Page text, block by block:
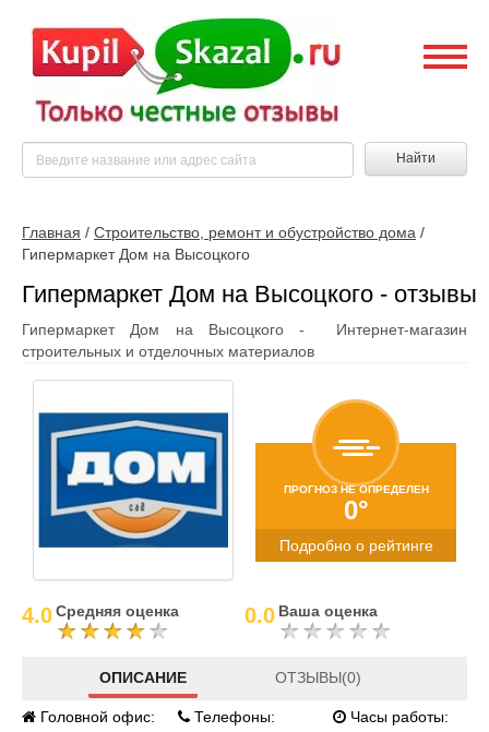
Найти
Главная / Строительство, ремонт и обустройство дома /
Гипермаркет Дом на Высоцкого
Гипермаркет Дом на Высоцкого - отзывы
Гипермаркет Дом на Высоцкого - Интернет-магазин
строительных и отделочных материалов
ПРОГНОЗ НЕ ОПРЕДЕЛЕН
0°
Подробно о рейтинге
4.0Средняя оценка 0.0 Ваша оценка
ОПИСАНИЕ ОТЗЫВЫ(0)
Головной офис:
Телефоны:
Часы работы: